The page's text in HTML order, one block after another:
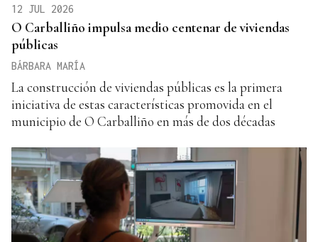
12 JUL 2026
O Carballiño impulsa medio centenar de viviendas
públicas
BÁRBARA MARÍA
La construcción de viviendas públicas es la primera
iniciativa de estas características promovida en el
municipio de O Carballiño en más de dos décadas